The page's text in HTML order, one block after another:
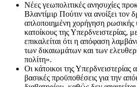
Νέες γεωπολιτικές ανησυχίες
Βλαντίμιρ Πούτιν να ανοίξει τον
απλοποιημένη χορήγηση ρωσικής
κατοίκους της Υπερδνειστερίας,
επικαλείται ότι η απόφαση
των δικαιωμάτων και των
πολίτη».
Οι κάτοικοι της Υπερδνειστερίας
βασικές προϋποθέσεις για την